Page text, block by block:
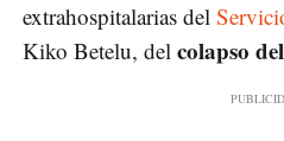
extrahospitalarias del
Kiko Betelu, del colapso